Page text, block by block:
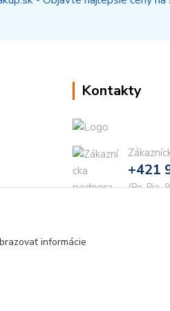
Kontakty
+421
(Po-Pia,
informácie